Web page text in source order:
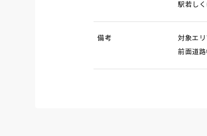
駅若し
備考
対象エ
前面道